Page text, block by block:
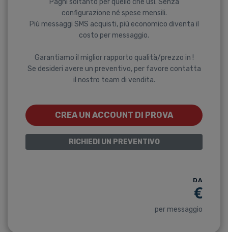
Paghi soltanto per quello che usi. Senza
configurazione né spese mensili.
Più messaggi SMS acquisti, più economico diventa il
costo per messaggio.
Garantiamo il miglior rapporto qualità/prezzo in !
Se desideri avere un preventivo, per favore contatta
il nostro team di vendita.
CREA UN ACCOUNT DI PROVA
RICHIEDI UN PREVENTIVO
DA
€
per messaggio